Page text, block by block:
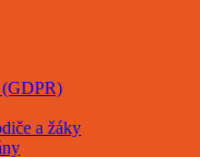
(GDPR)
a žáky